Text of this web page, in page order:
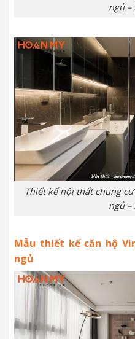
ngủ –
Thiết kế nội thất chung
ngủ –
Mẫu thiết kế căn hộ
ngủ